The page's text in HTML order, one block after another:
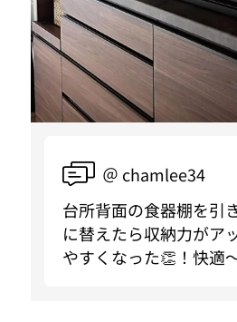
＠ chamlee34
台所背面の食器棚を引
に替えたら収納力がア
やすくなった👏！快適